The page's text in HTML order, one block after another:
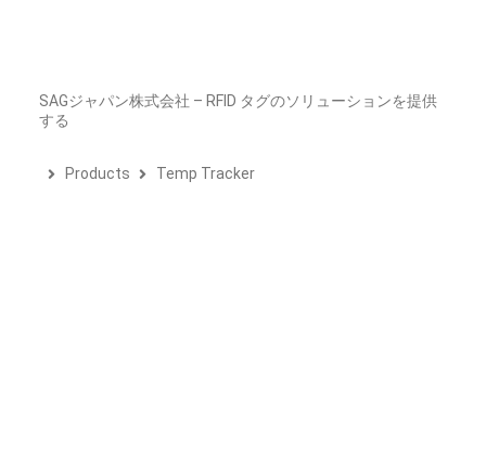
content
SAGジャパン株式会社 – RFID タグのソリューションを提供
する
Products Temp Tracker